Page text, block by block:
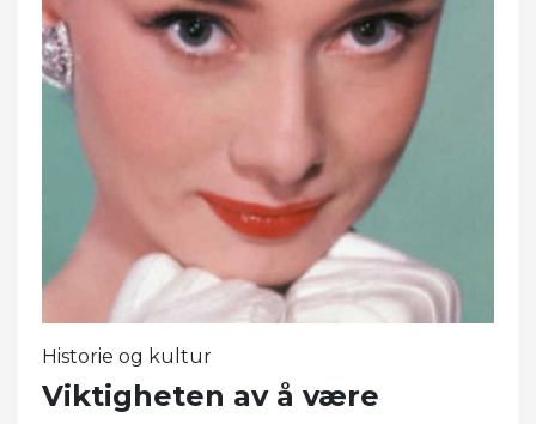
Historie og kultur
Viktigheten av å være